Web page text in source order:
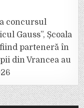
concursul
Gauss”, Școala
parteneră în
din Vrancea au